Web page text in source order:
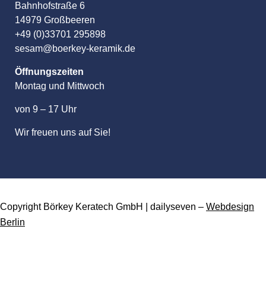
Bahnhofstraße 6
14979 Großbeeren
+49 (0)33701 295898
sesam@boerkey-keramik.de
Öffnungszeiten
Montag und Mittwoch
von 9 – 17 Uhr
Wir freuen uns auf Sie!
Copyright Börkey Keratech GmbH | dailyseven – Webdesign
Berlin